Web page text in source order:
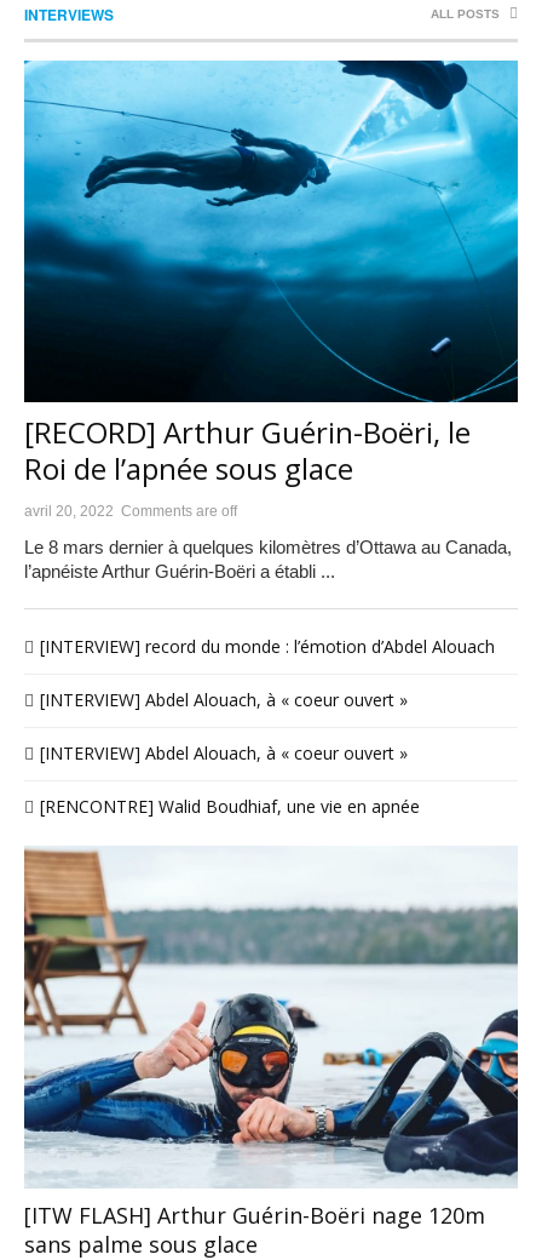
INTERVIEWS ALL POSTS
[RECORD] Arthur Guérin-Boëri, le
Roi de l’apnée sous glace
avril 20, 2022 Comments are off
Le 8 mars dernier à quelques kilomètres d’Ottawa au Canada,
l’apnéiste Arthur Guérin-Boëri a établi ...
[INTERVIEW] record du monde : l’émotion d’Abdel Alouach
[INTERVIEW] Abdel Alouach, à « coeur ouvert »
[INTERVIEW] Abdel Alouach, à « coeur ouvert »
[RENCONTRE] Walid Boudhiaf, une vie en apnée
[ITW FLASH] Arthur Guérin-Boëri nage 120m
sans palme sous glace